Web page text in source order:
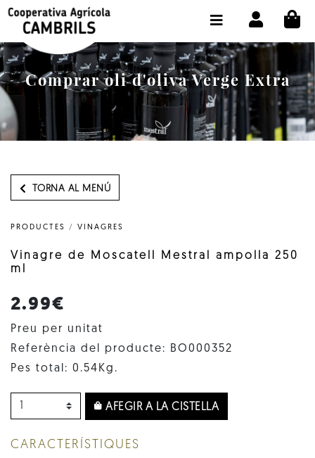
Comprar oli d'oliva Verge Extra
TORNA AL MENÚ
PRODUCTES / VINAGRES
Vinagre de Moscatell Mestral ampolla 250
ml
2.99€
Preu per unitat
Referència del producte: BO000352
Pes total: 0.54Kg.
AFEGIR A LA CISTELLA
CARACTERÍSTIQUES
BOTIGA COMPRA ONLINE
LA COOPERATIVA
OLEOTOUR
PRODUCTES
EL NOSTRE OLI
SELECCIONAR IDIOMA: CAT